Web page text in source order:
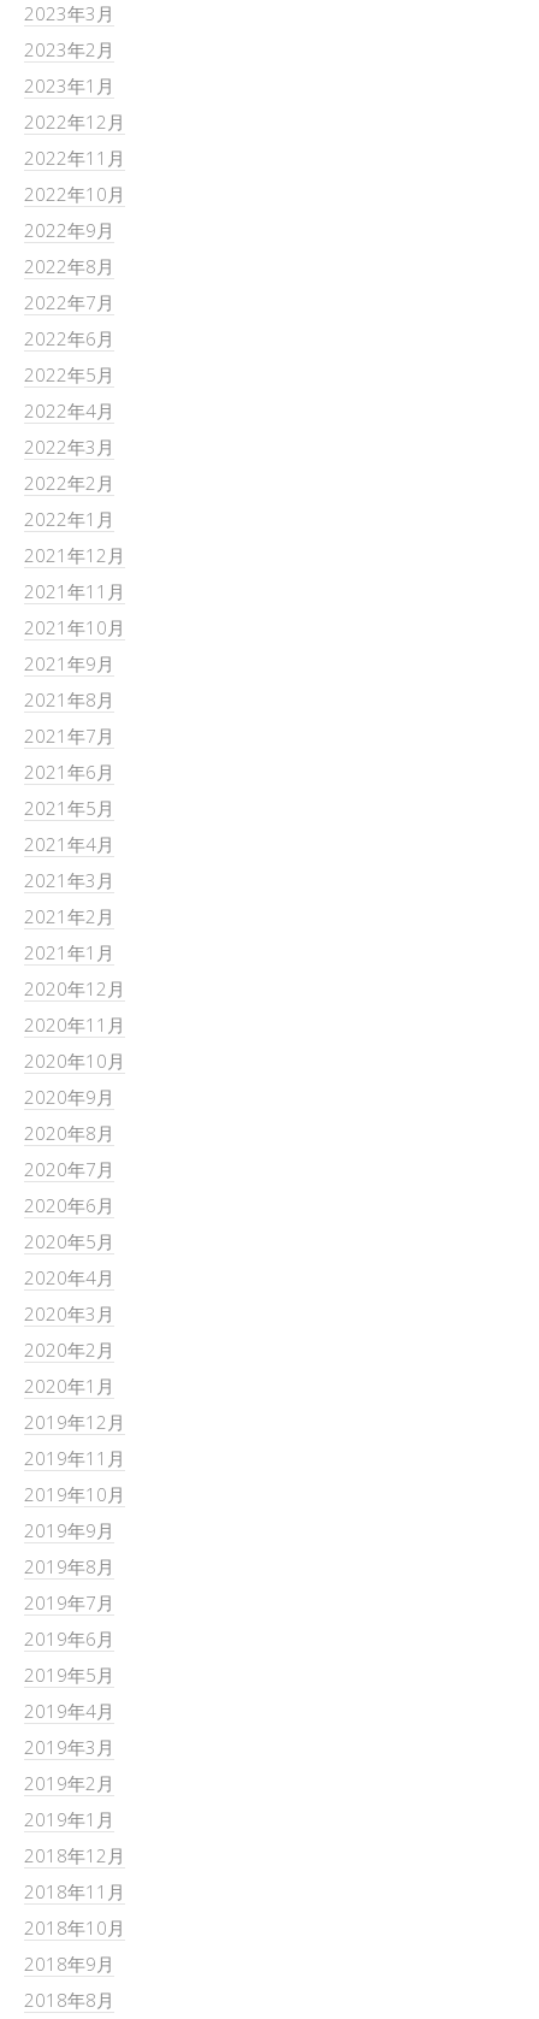
2023年3月
2023年2月
2023年1月
2022年12月
2022年11月
2022年10月
2022年9月
2022年8月
2022年7月
2022年6月
2022年5月
2022年4月
2022年3月
2022年2月
2022年1月
2021年12月
2021年11月
2021年10月
2021年9月
2021年8月
2021年7月
2021年6月
2021年5月
2021年4月
2021年3月
2021年2月
2021年1月
2020年12月
2020年11月
2020年10月
2020年9月
2020年8月
2020年7月
2020年6月
2020年5月
2020年4月
2020年3月
2020年2月
2020年1月
2019年12月
2019年11月
2019年10月
2019年9月
2019年8月
2019年7月
2019年6月
2019年5月
2019年4月
2019年3月
2019年2月
2019年1月
2018年12月
2018年11月
2018年10月
2018年9月
2018年8月